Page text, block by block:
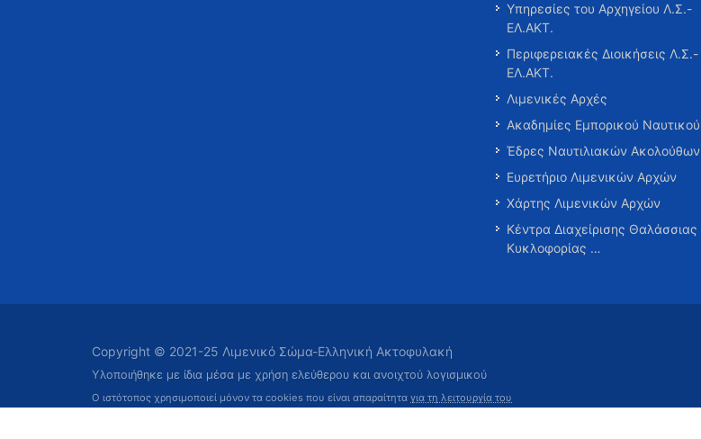
Υπηρεσίες του Αρχηγείου Λ.Σ.-
ΕΛ.ΑΚΤ.
Περιφερειακές Διοικήσεις Λ.Σ.-
ΕΛ.ΑΚΤ.
Λιμενικές Αρχές
Ακαδημίες Εμπορικού Ναυτικού
Έδρες Ναυτιλιακών Ακολούθων
Ευρετήριο Λιμενικών Αρχών
Χάρτης Λιμενικών Αρχών
Κέντρα Διαχείρισης Θαλάσσιας
Κυκλοφορίας …
Copyright © 2021-25 Λιμενικό Σώμα-Ελληνική Ακτοφυλακή
Υλοποιήθηκε με ίδια μέσα με χρήση ελεύθερου και ανοιχτού λογισμικού
Ο ιστότοπος χρησιμοποιεί μόνον τα cookies που είναι απαραίτητα για τη λειτουργία του